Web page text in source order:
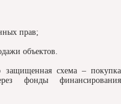
прав;
объектов.
защищенная схема – покупка
фонды финансирования